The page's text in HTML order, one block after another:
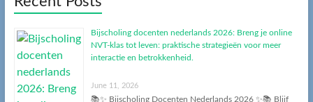
Bijscholing docenten nederlands 2026: Breng je online
NVT-klas tot leven: praktische strategieën voor meer
interactie en betrokkenheid.
June 11, 2026
📚✨ Bijscholing Docenten Nederlands 2026 ✨📚 Blijf